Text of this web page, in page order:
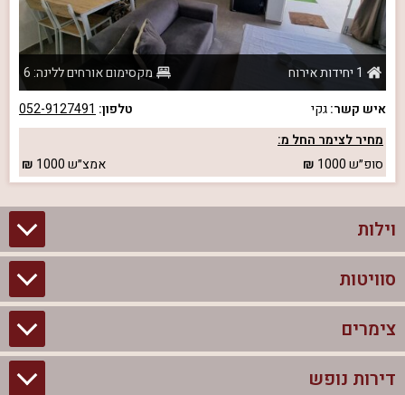
1 יחידות אירוח
מקסימום אורחים ללינה: 6
איש קשר:גקי טלפון: 052-9127491
מחיר לצימר החל מ:
סופ״ש1000 אמצ״ש1000
וילות
וילות בצפון
וילות להשכרה
סוויטות
סוויטות בצפון
צימרים לזוגות עם בריכה פרטית
צימרים
צימרים בצפון
דירות נופש